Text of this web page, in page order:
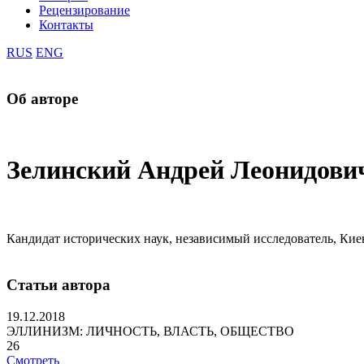
Рецензирование
Контакты
RUS ENG
Об авторе
Зелинский Андрей
Кандидат исторических наук, независимый исследователь,
Статьи автора
19.12.2018
ЭЛЛИНИЗМ: ЛИЧНОСТЬ, ВЛАСТЬ, ОБЩЕСТВО
26
Смотреть